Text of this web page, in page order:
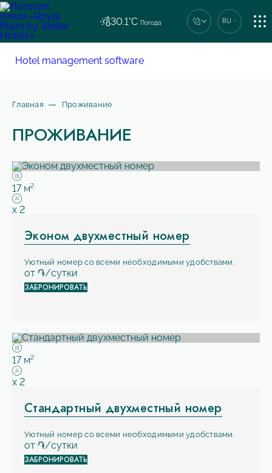
30.1°C Погода
Единый номер сети
RU
ПРОЖИВАНИЕ
КОНТАКТЫ
Hotel management software
Главная Проживание
ПРОЖИВАНИЕ
Площадь:
17 м2
Вместимость:
x 2
Эконом двухместный номер
Уютный номер со всеми необходимыми удобствами.
от ֏/сутки
ЗАБРОНИРОВАТЬ
Площадь:
17 м2
Вместимость:
x 2
Стандартный двухместный номер
Уютный номер со всеми необходимыми удобствами.
от ֏/сутки
ЗАБРОНИРОВАТЬ